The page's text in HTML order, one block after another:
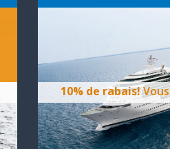
10% de rabais!